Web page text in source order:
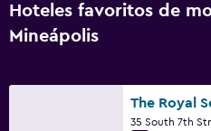
Sistema de entretenimiento
TV de pantalla plana
Hoteles favoritos de
Mineápolis